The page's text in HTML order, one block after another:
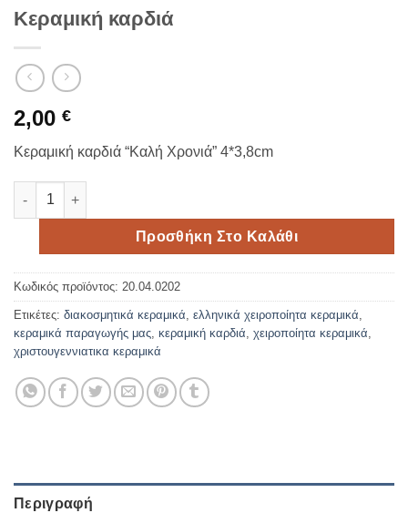
Κεραμική καρδιά
2,00 €
Κεραμική καρδιά “Καλή Χρονιά” 4*3,8cm
Κεραμική καρδιά ποσότητα
Προσθήκη Στο Καλάθι
Κωδικός προϊόντος: 20.04.0202
Ετικέτες: διακοσμητικά κεραμικά, ελληνικά χειροποίητα κεραμικά,
κεραμικά παραγωγής μας, κεραμική καρδιά, χειροποίητα κεραμικά,
χριστουγεννιατικα κεραμικά
Περιγραφή